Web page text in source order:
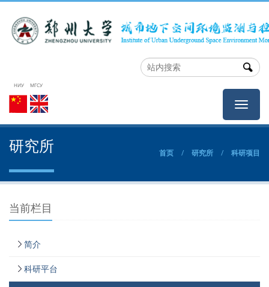
НИУ
МГСУ
НИУ МГСУ
首页 / 研究所 / 科研项目
研究所
当前栏目
简介
科研平台